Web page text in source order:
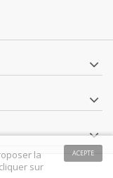
ACEPTE
la
sur